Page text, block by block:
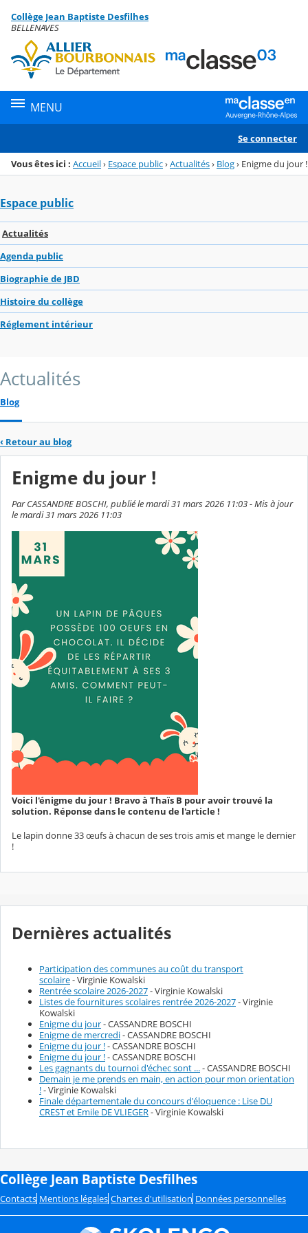
Menu de la rubrique
Contenu
Collège Jean Baptiste Desfilhes
BELLENAVES
MENU
Se connecter
Vous êtes ici : Accueil› Espace public›Actualités› Blog› Enigme du jour !
Espace public
Actualités
Agenda public
Biographie de JBD
Histoire du collège
Réglement intérieur
Actualités
Blog
‹ Retour au blog
Enigme du jour !
Par CASSANDRE BOSCHI, publié le mardi 31 mars 2026 11:03 - Mis à jour
le mardi 31 mars 2026 11:03
Voici l'énigme du jour ! Bravo à Thaïs B pour avoir trouvé la
solution. Réponse dans le contenu de l'article !
Le lapin donne 33 œufs à chacun de ses trois amis et mange le dernier
!
Dernières actualités
Participation des communes au coût du transport
scolaire- Virginie Kowalski
Rentrée scolaire 2026-2027- Virginie Kowalski
Listes de fournitures scolaires rentrée 2026-2027- Virginie
Kowalski
Enigme du jour- CASSANDRE BOSCHI
Enigme de mercredi- CASSANDRE BOSCHI
Enigme du jour !- CASSANDRE BOSCHI
Enigme du jour !- CASSANDRE BOSCHI
Les gagnants du tournoi d'échec sont ...- CASSANDRE BOSCHI
Demain je me prends en main, en action pour mon orientation
!- Virginie Kowalski
Finale départementale du concours d'éloquence : Lise DU
CREST et Emile DE VLIEGER- Virginie Kowalski
Collège Jean Baptiste Desfilhes
Contacts Mentions légales Chartes d'utilisation Données personnelles